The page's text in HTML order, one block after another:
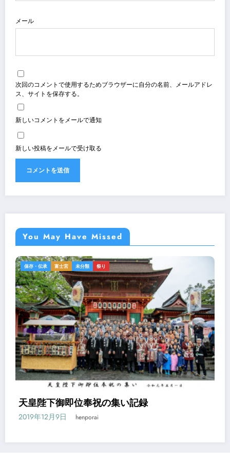
メール
次回のコメントで使用するためブラウザーに自分の名前、メールアドレ
ス、サイトを保存する。
新しいコメントをメールで通知
新しい投稿をメールで受け取る
You May Have Missed
保存・伝承 富士宮 未分類 祭り
天皇陛下御即位奉祝の集い記録
2019年12月9日 henporai